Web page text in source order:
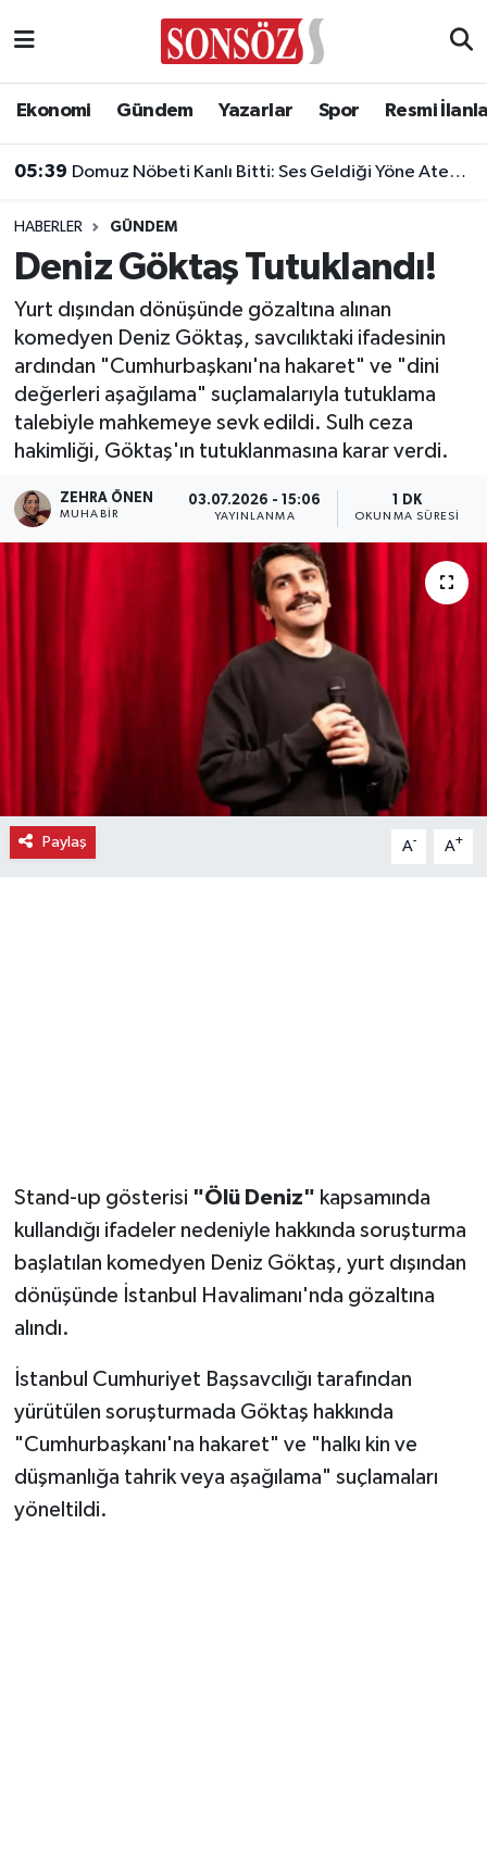
Ekonomi Gündem Yazarlar Spor Resmi
05:39 Domuz Nöbeti Kanlı Bitti: Ses Geldiği Yöne Ateş Açan Oğul Babasını Öldürdü!
HABERLER GÜNDEM
Deniz Göktaş Tutuklandı!
Yurt dışından dönüşünde gözaltına alınan
komedyen Deniz Göktaş, savcılıktaki ifadesinin
ardından "Cumhurbaşkanı'na hakaret" ve "dini
değerleri aşağılama" suçlamalarıyla tutuklama
talebiyle mahkemeye sevk edildi. Sulh ceza
hakimliği, Göktaş'ın tutuklanmasına karar verdi.
ZEHRA ÖNEN
MUHABIR
03.07.2026 - 15:06
YAYINLANMA
1 DK
OKUNMA SÜRESI
Paylaş A- A+
Stand-up gösterisi "Ölü Deniz" kapsamında
kullandığı ifadeler nedeniyle hakkında soruşturma
başlatılan komedyen Deniz Göktaş, yurt dışından
dönüşünde İstanbul Havalimanı'nda gözaltına
alındı.
İstanbul Cumhuriyet Başsavcılığı tarafından
yürütülen soruşturmada Göktaş hakkında
"Cumhurbaşkanı'na hakaret" ve "halkı kin ve
düşmanlığa tahrik veya aşağılama" suçlamaları
yöneltildi.
Asayiş
Biyografi
Çevre
Diğer
Dünya
İlçe Haberleri
Seri İlan
Siyaset
Sokak Hayvanlarını Sahiplendirme
Spor
Vasıta
Ankara Nöbetçi Eczaneler
Ankara Trafik Yoğunluk Haritası
Süper Lig Puan Durumu ve Fikstür
Tüm Manşetler
Son Dakika Haberleri